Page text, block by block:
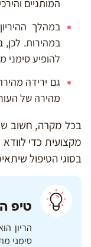
המותניים
במהלך
במהירות. לכן,
להופיע סימני
גם ירידה
מהירה של
בכל מקרה, חשוב
מקצועית כדי
בסוגי הטיפול
טיפ
הריון